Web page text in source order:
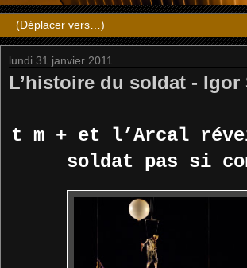
lundi 31 janvier 2011
L’histoire du soldat - Igor
t m + et l’Arcal
soldat pas si